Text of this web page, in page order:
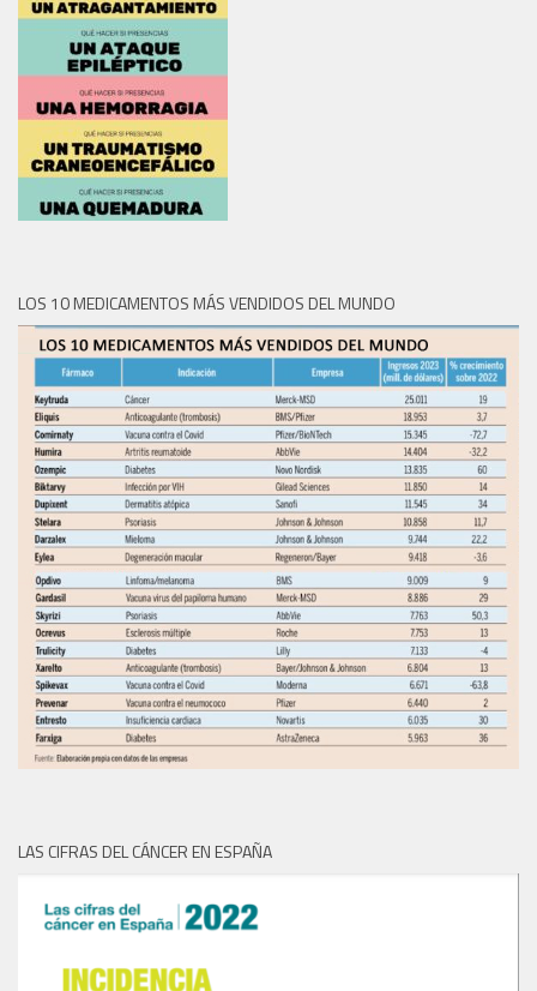
LOS 10 MEDICAMENTOS MÁS VENDIDOS DEL MUNDO
LAS CIFRAS DEL CÁNCER EN ESPAÑA